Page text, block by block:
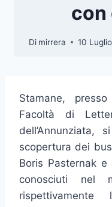
con
Di mirrera 10
Stamane,
Facoltà di
scopertura dei
Boris Pasternak e
conosciuti nel